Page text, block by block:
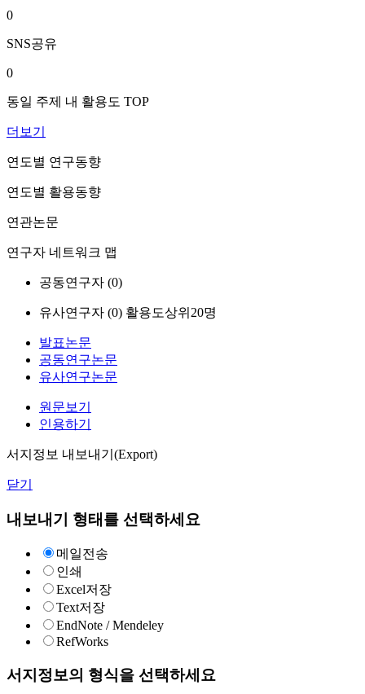
0
SNS공유
0
동일 주제 내 활용도 TOP
더보기
연도별 연구동향
연도별 활용동향
연관논문
연구자 네트워크 맵
공동연구자 (0)
유사연구자 (0) 활용도상위20명
발표논문
공동연구논문
유사연구논문
원문보기
인용하기
서지정보 내보내기(Export)
닫기
내보내기 형태를 선택하세요
메일전송
인쇄
Excel저장
Text저장
EndNote / Mendeley
RefWorks
서지정보의 형식을 선택하세요